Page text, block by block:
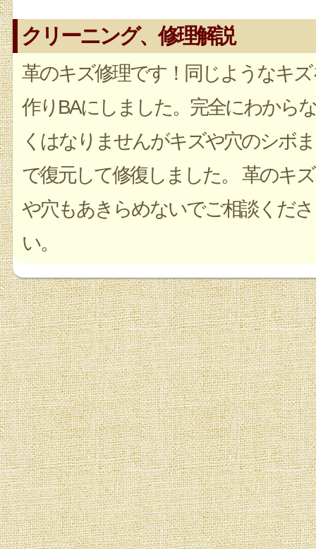
クリーニング、修理解説
革のキズ修理です！同じようなキ
作りBAにしました。完全にわからな
くはなりませんがキズや穴のシボま
で復元して修復しました。 革のキズ
や穴もあきらめないでご相談くださ
い。